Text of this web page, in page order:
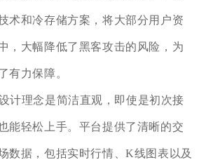
术和冷存储方案，将大部分用户资
，大幅降低了黑客攻击的风险，为
有力保障。
计理念是简洁直观，即使是初次接
能轻松上手。平台提供了清晰的交
数据，包括实时行情、K线图表以及